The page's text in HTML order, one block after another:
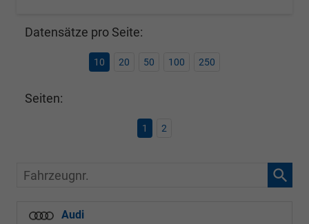
Datensätze pro Seite:
10 20 50 100 250
Seiten:
1 2
Fahrzeugnr.
Audi